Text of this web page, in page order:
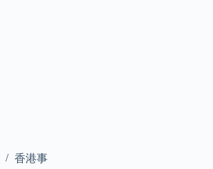
香港事